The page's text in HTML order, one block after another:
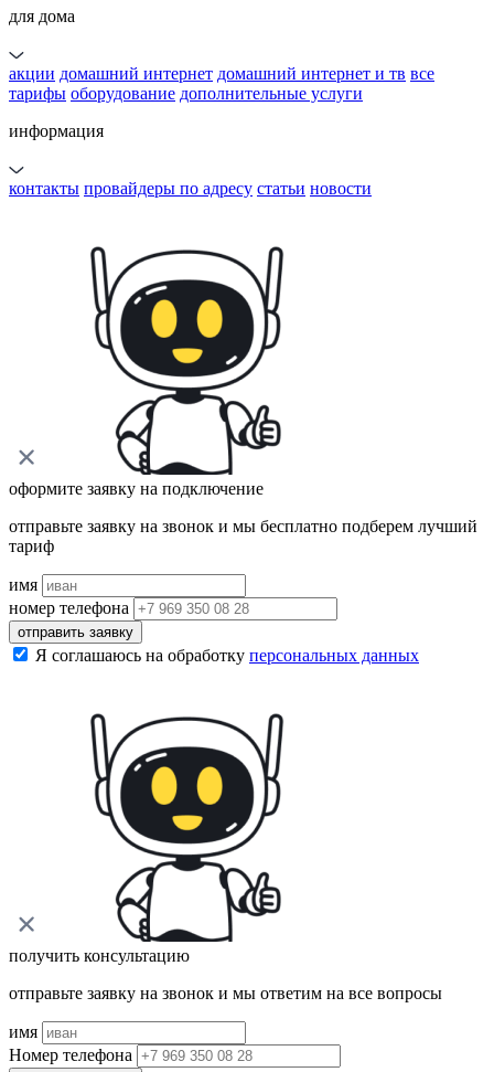
для дома
акции домашний интернет домашний интернет и тв все
тарифы оборудование дополнительные услуги
информация
контакты провайдеры по адресу статьи новости
оформите заявку на подключение
отправьте заявку на звонок и мы бесплатно подберем лучший
тариф
имя
номер телефона
отправить заявку
Я соглашаюсь на обработку персональных данных
получить консультацию
отправьте заявку на звонок и мы ответим на все вопросы
имя
Номер телефона